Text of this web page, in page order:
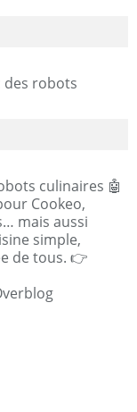
des robots
culinaires 🤖
Cookeo,
mais aussi
simple,
de tous. 👉